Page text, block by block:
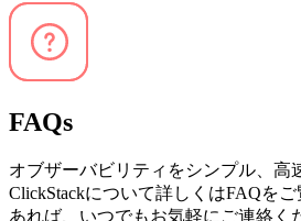
FAQs
オブザーバビリティをシンプル、高
ClickStackについて詳しくはFAQを
あれば、いつでもお気軽にご連絡く